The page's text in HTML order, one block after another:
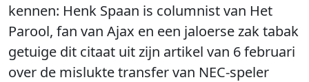
kennen: Henk Spaan is columnist van Het
Parool, fan van Ajax en een jaloerse zak tabak
getuige dit citaat uit zijn artikel van 6 februari
over de mislukte transfer van NEC-speler